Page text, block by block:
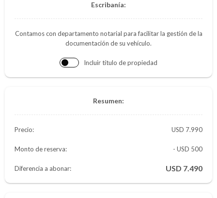
Escribanía:
Contamos con departamento notarial para facilitar la gestión de la
documentación de su vehículo.
Incluir título de propiedad
Resumen:
Precio: 7.990
Monto de reserva: - USD 500
Diferencia a abonar: 7.490